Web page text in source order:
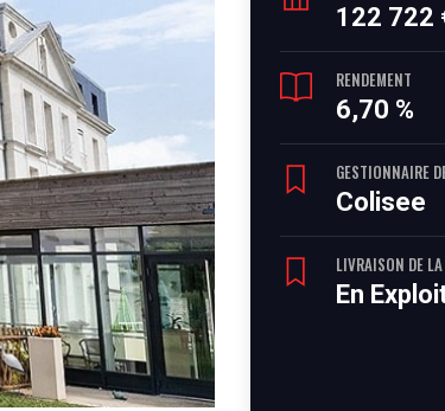
122 722
RENDEMENT
6,70 %
GESTIONNAIRE
Colisee
LIVRAISON DE
En